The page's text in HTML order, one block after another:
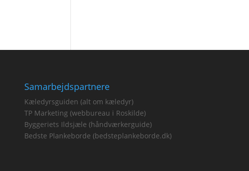
Samarbejdspartnere
Kæledyrsguiden (alt om kæledyr)
TP Marketing (webbureau i Roskilde)
Byggeriets Ildsjæle (håndværkerguide)
Bedste Plankeborde (bedsteplankeborde.dk)